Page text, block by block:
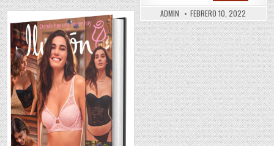
2022 |
Por
Catalogo
|
2022
ADMIN FEBRERO 10, 2022
Posted
in